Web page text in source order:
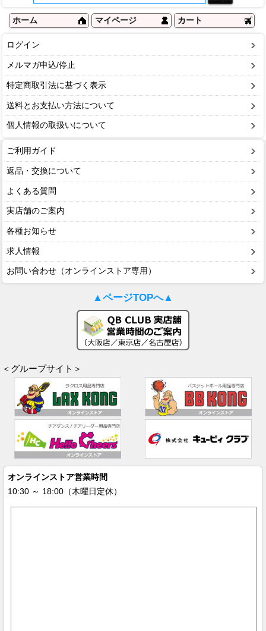
ホーム マイページ カート
ログイン
メルマガ申込/停止
特定商取引法に基づく表示
送料とお支払い方法について
個人情報の取扱いについて
ご利用ガイド
返品・交換について
よくある質問
実店舗のご案内
各種お知らせ
求人情報
お問い合わせ（オンラインストア専用）
▲ページTOPへ▲
＜グループサイト＞
オンラインストア営業時間
10:30 ～ 18:00（木曜日定休）